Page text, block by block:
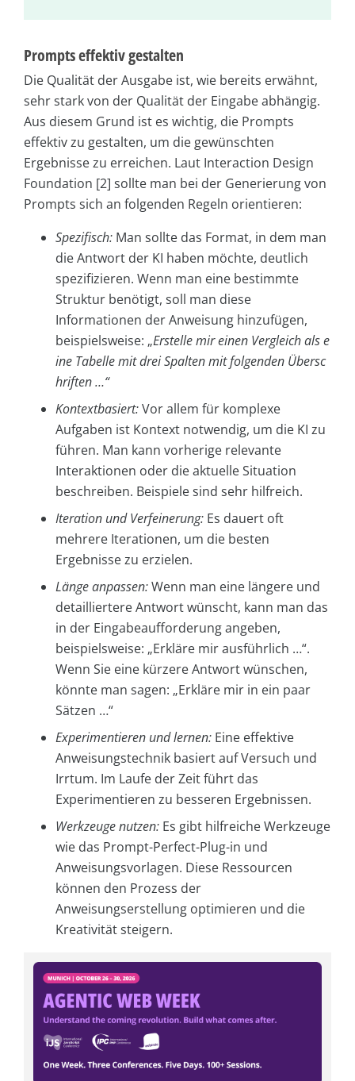
Prompts effektiv gestalten
Die Qualität der Ausgabe ist, wie bereits erwähnt,
sehr stark von der Qualität der Eingabe abhängig.
Aus diesem Grund ist es wichtig, die Prompts
effektiv zu gestalten, um die gewünschten
Ergebnisse zu erreichen. Laut Interaction Design
Foundation [2] sollte man bei der Generierung von
Prompts sich an folgenden Regeln orientieren:
Spezifisch: Man sollte das Format, in dem man
die Antwort der KI haben möchte, deutlich
spezifizieren. Wenn man eine bestimmte
Struktur benötigt, soll man diese
Informationen der Anweisung hinzufügen,
beispielsweise: „Erstelle mir einen Vergleich als e
ine Tabelle mit drei Spalten mit folgenden Übersc
hriften …“
Kontextbasiert:Vor allem für komplexe
Aufgaben ist Kontext notwendig, um die KI zu
führen. Man kann vorherige relevante
Interaktionen oder die aktuelle Situation
beschreiben. Beispiele sind sehr hilfreich.
Iteration und Verfeinerung: Es dauert oft
mehrere Iterationen, um die besten
Ergebnisse zu erzielen.
Länge anpassen:Wenn man eine längere und
detailliertere Antwort wünscht, kann man das
in der Eingabeaufforderung angeben,
beispielsweise: „Erkläre mir ausführlich …“.
Wenn Sie eine kürzere Antwort wünschen,
könnte man sagen: „Erkläre mir in ein paar
Sätzen …“
Experimentieren und lernen: Eine effektive
Anweisungstechnik basiert auf Versuch und
Irrtum. Im Laufe der Zeit führt das
Experimentieren zu besseren Ergebnissen.
Werkzeuge nutzen: Es gibt hilfreiche Werkzeuge
wie das Prompt-Perfect-Plug-in und
Anweisungsvorlagen. Diese Ressourcen
können den Prozess der
Anweisungserstellung optimieren und die
Kreativität steigern.